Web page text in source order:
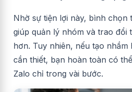
Nhờ sự tiện lợi này, bình chọn
giúp quản lý nhóm và trao đổi
hơn. Tuy nhiên, nếu tạo
cần thiết, bạn hoàn toàn có
Zalo chỉ trong vài bước.